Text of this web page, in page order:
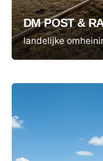
DM POST &
landelijke